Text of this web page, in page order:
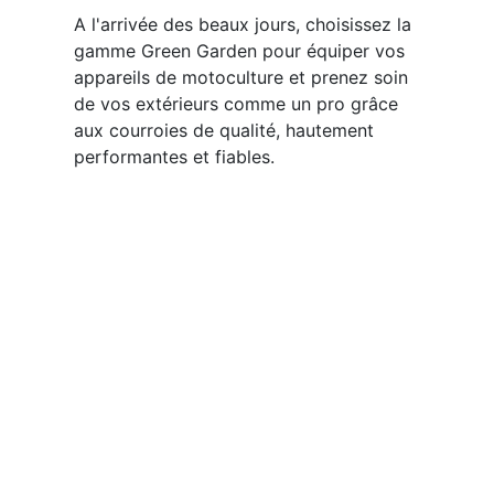
A l'arrivée des beaux jours, choisissez la
gamme Green Garden pour équiper vos
appareils de motoculture et prenez soin
de vos extérieurs comme un pro grâce
aux courroies de qualité, hautement
performantes et fiables.